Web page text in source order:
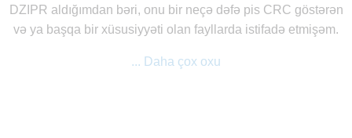
DZIPR aldığımdan bəri, onu bir neçə dəfə pis CRC göstərən
və ya başqa bir xüsusiyyəti olan fayllarda istifadə etmişəm.
... Daha çox oxu